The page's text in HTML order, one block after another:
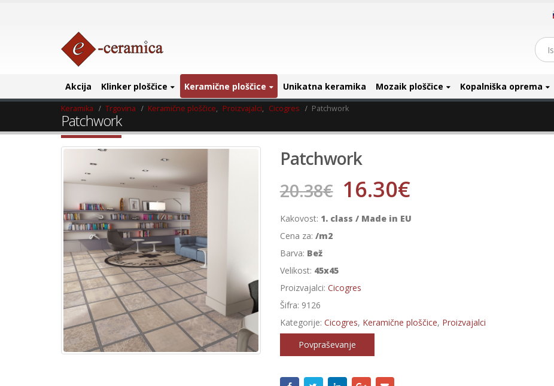
Akcija Klinker ploščice Keramične ploščice Unikatna keramika Mozaik ploščice Kopalniška oprema
Keramika Trgovina Keramične ploščice, Proizvajalci, Cicogres Patchwork
Patchwork
Patchwork
20.38€ 16.30€
Kakovost: 1. class / Made in EU
Cena za: /m2
Barva: Bež
Velikost: 45x45
Proizvajalci: Cicogres
Šifra: 9126
Kategorije: Cicogres, Keramične ploščice, Proizvajalci
Povpraševanje